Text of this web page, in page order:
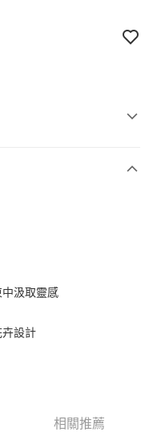
汲取靈感
設計
相關推薦